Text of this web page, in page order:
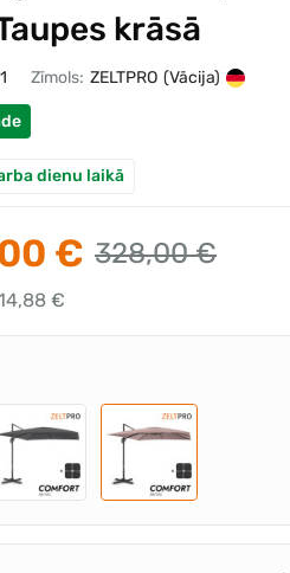
krāsā
Zīmols: ZELTPRO (Vācija)
dienu laikā
€ 328,00 €
€